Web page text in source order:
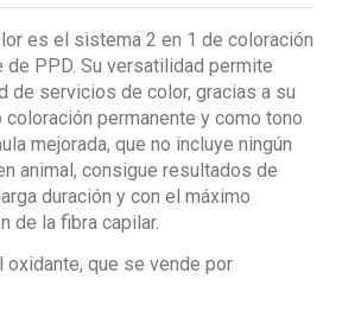
es el sistema 2 en 1 de coloración
de PPD. Su versatilidad permite
de servicios de color, gracias a su
permanente y como tono
mejorada, que no incluye ningún
animal, consigue resultados de
duración y con el máximo
de la fibra capilar.
oxidante, que se vende por